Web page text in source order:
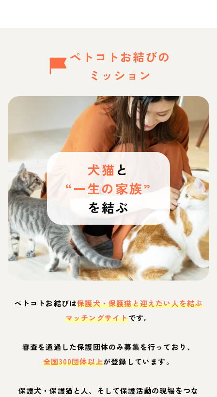
ペトコトお結びの
ミッション
犬猫 と
“一生の家族”
を結ぶ
ペトコトお結びは保護犬・保護猫と迎えたい人を結ぶ
マッチングサイトです。
審査を通過した保護団体のみ募集を行っており、
全国300団体以上が登録しています。
保護犬・保護猫と人、そして保護活動の現場をつな